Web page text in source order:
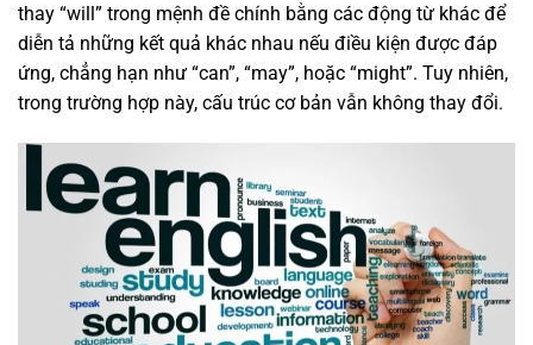
thay “will” trong mệnh đề chính bằng các động từ khác để
diễn tả những kết quả khác nhau nếu điều kiện được đáp
ứng, chẳng hạn như “can”, “may”, hoặc “might”. Tuy nhiên,
trong trường hợp này, cấu trúc cơ bản vẫn không thay đổi.